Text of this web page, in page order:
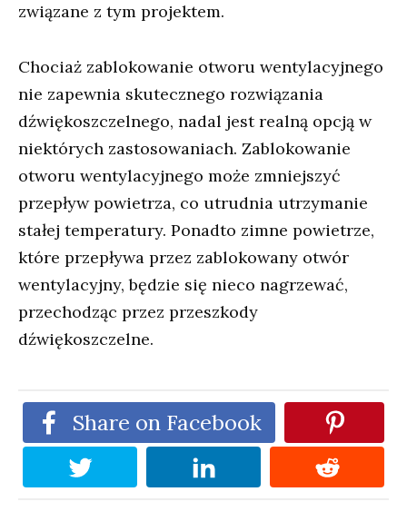
związane z tym projektem.
Chociaż zablokowanie otworu wentylacyjnego
nie zapewnia skutecznego rozwiązania
dźwiękoszczelnego, nadal jest realną opcją w
niektórych zastosowaniach. Zablokowanie
otworu wentylacyjnego może zmniejszyć
przepływ powietrza, co utrudnia utrzymanie
stałej temperatury. Ponadto zimne powietrze,
które przepływa przez zablokowany otwór
wentylacyjny, będzie się nieco nagrzewać,
przechodząc przez przeszkody
dźwiękoszczelne.
Share on Facebook